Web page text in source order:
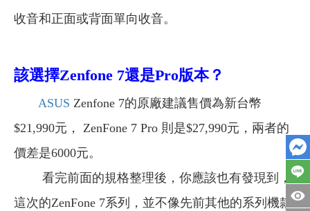
收音和正面或背面單向收音。
該選擇Zenfone 7還是Pro版本？
ASUS Zenfone 7的原廠建議售價為新台幣
$21,990元，
ZenFone 7 Pro 則是$27,990元，兩者的
價差是6000元。
看完前面的規格整理後，你應該也有發現到，
這次的ZenFone 7系列，並不像先前其他的系列機款